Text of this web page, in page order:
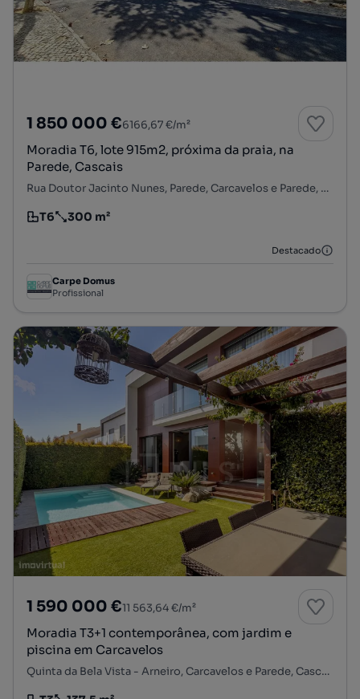
1 850 000 €6166,67 €/m²
Moradia T6, lote 915m2, próxima da praia, na
Parede, Cascais
Rua Doutor Jacinto Nunes, Parede, Carcavelos e Parede, Cascais, Lisboa
Tipologia
T6
Preço por metro quadrado
300 m²
Destacado
Carpe Domus
Profissional
1 590 000 €11 563,64 €/m²
Moradia T3+1 contemporânea, com jardim e
piscina em Carcavelos
Quinta da Bela Vista - Arneiro, Carcavelos e Parede, Cascais, Lisboa